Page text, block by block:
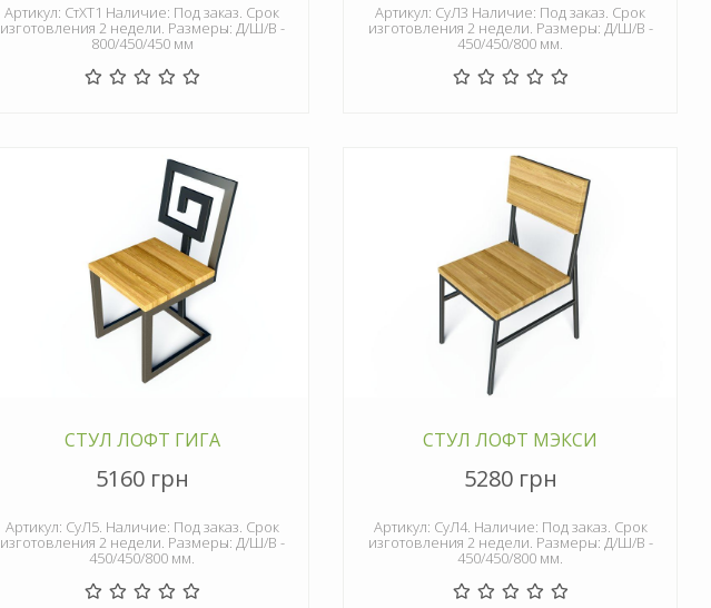
Артикул: СтХТ1 Наличие: Под заказ. Срок
изготовления 2 недели. Размеры: Д/Ш/В -
800/450/450 мм
Артикул: СуЛ3 Наличие: Под заказ. Срок
изготовления 2 недели. Размеры: Д/Ш/В -
450/450/800 мм.
СТУЛ ЛОФТ ГИГА
5160 грн
Артикул: СуЛ5. Наличие: Под заказ. Срок
изготовления 2 недели. Размеры: Д/Ш/В -
450/450/800 мм.
СТУЛ ЛОФТ МЭКСИ
5280 грн
Артикул: СуЛ4. Наличие: Под заказ. Срок
изготовления 2 недели. Размеры: Д/Ш/В -
450/450/800 мм.